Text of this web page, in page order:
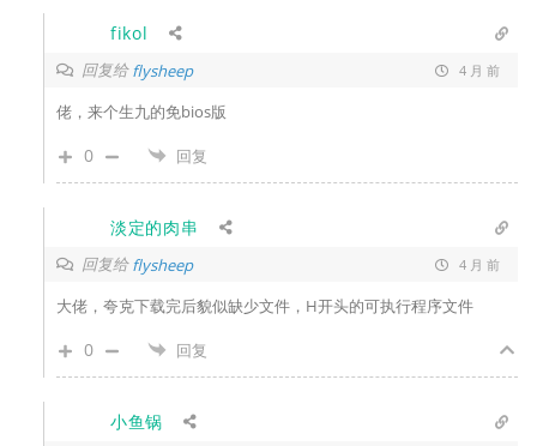
fikol
回复给flysheep 4 月 前
佬，来个生九的免bios版
0 回复
淡定的肉串
回复给flysheep 4 月 前
大佬，夸克下载完后貌似缺少文件，H开头的可执行程序文件
0 回复
小鱼锅